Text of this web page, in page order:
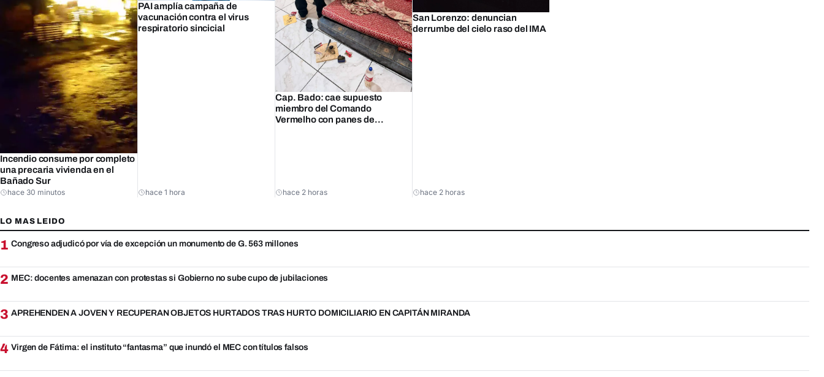
Incendio consume por completo
una precaria vivienda en el
Bañado Sur
hace 30 minutos
PAI amplía campaña de
vacunación contra el virus
respiratorio sincicial
hace 1 hora
Cap. Bado: cae supuesto
miembro del Comando
Vermelho con panes de
hace 2 horas
San Lorenzo: denuncian
derrumbe del cielo raso del IMA
hace 2 horas
LO MAS LEIDO
1 Congreso adjudicó por vía de excepción un monumento de G. 563 millones
2 MEC: docentes amenazan con protestas si Gobierno no sube cupo de jubilaciones
3 APREHENDEN A JOVEN Y RECUPERAN OBJETOS HURTADOS TRAS HURTO DOMICILIARIO EN CAPITÁN MIRANDA
4 Virgen de Fátima: el instituto “fantasma” que inundó el MEC con títulos falsos